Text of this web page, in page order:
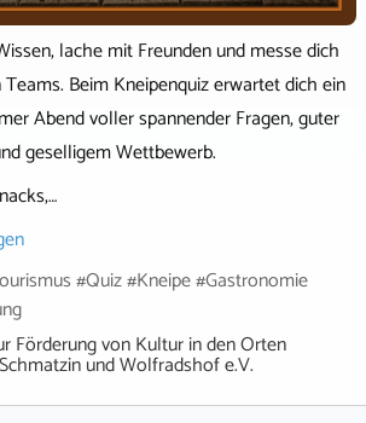
lache mit Freunden und messe dich
Beim Kneipenquiz erwartet dich ein
Abend voller spannender Fragen, guter
geselligem Wettbewerb.
#Quiz #Kneipe #Gastronomie
Förderung von Kultur in den Orten
und Wolfradshof e.V.